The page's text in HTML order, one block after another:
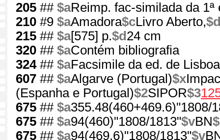
205 ## $aReimp. fac-similada da 1ª
210 #9 $aAmadora$cLivro Aberto,
215 ## $a[575] p.$d 24 cm
320 ## $aContém bibliografia
324## $aFacsimile da ed. de
607 ## $aAlgarve (Portugal)$x
(Espanha e Portugal)$2SIPOR$3
675 ## $a355.48(460+469.6)"1808/
675 ## $a94(460)"1808/1813"$vBN
675 ## $a94(469.6)"1808/1813"$v